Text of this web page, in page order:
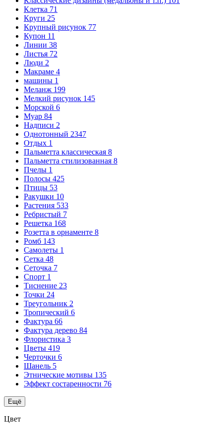
Клетка 71
Круги 25
Крупный рисунок 77
Купон 11
Линии 38
Листья 72
Люди 2
Макраме 4
машины 1
Меланж 199
Мелкий рисунок 145
Морской 6
Муар 84
Надписи 2
Однотонный 2347
Отдых 1
Пальметта классическая 8
Пальметта стилизованная 8
Пчелы 1
Полосы 425
Птицы 53
Ракушки 10
Растения 533
Ребристый 7
Решетка 168
Розетта в орнаменте 8
Ромб 143
Самолеты 1
Сетка 48
Сеточка 7
Спорт 1
Тиснение 23
Точки 24
Треугольник 2
Тропический 6
Фактура 66
Фактура дерево 84
Флористика 3
Цветы 419
Черточки 6
Шанель 5
Этнические мотивы 135
Эффект состаренности 76
Ещё
Цвет